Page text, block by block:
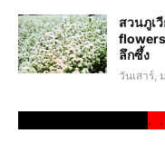
สวนภูเ
ลึกซึ้ง
วันเสาร์,
. .